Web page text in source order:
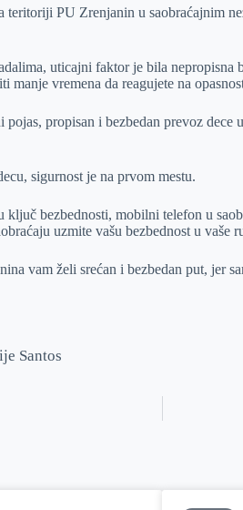
teritoriji PU Zrenjanin u saobraćajnim
uticajni faktor je bila nepropisna
manje vremena da reagujete na
propisan i bezbedan prevoz dece
sigurnost je na prvom mestu.
ključ bezbednosti, mobilni telefon u
uzmite vašu bezbednost u vaše
vam želi srećan i bezbedan put, jer
Santos